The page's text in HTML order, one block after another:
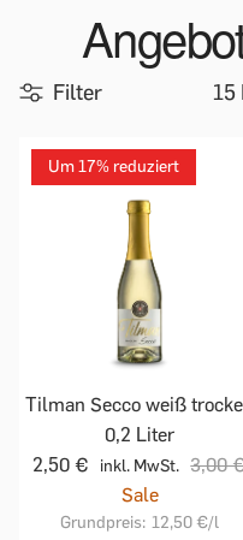
Filter 15
Um 17% reduziert
Tilman Secco weiß
0,2 Liter
2,50 €
inkl. MwSt. 3,00
Sale
Grundpreis: 12,50 €/l